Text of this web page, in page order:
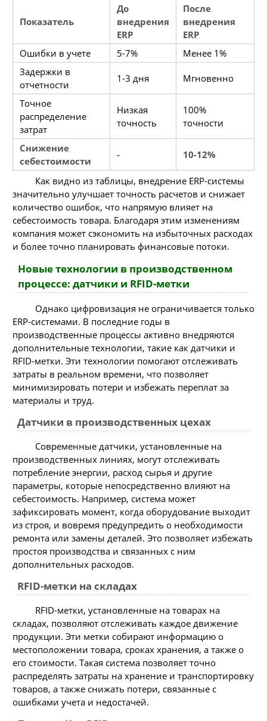
Показатель
До
внедрения
ERP
После
внедрения
ERP
Ошибки в учете
5-7%
Менее 1%
Задержки в
отчетности
1-3 дня Мгновенно
Точное
распределение
затрат
Низкая
точность
100%
точности
Снижение
себестоимости
- 10-12%
Как видно из таблицы, внедрение ERP-системы
значительно улучшает точность расчетов и снижает
количество ошибок, что напрямую влияет на
себестоимость товара. Благодаря этим изменениям
компания может сэкономить на избыточных расходах
и более точно планировать финансовые потоки.
Новые технологии в производственном
процессе: датчики и RFID-метки
Однако цифровизация не ограничивается только
ERP-системами. В последние годы в
производственные процессы активно внедряются
дополнительные технологии, такие как датчики и
RFID-метки. Эти технологии помогают отслеживать
затраты в реальном времени, что позволяет
минимизировать потери и избежать переплат за
материалы и труд.
Датчики в производственных цехах
Современные датчики, установленные на
производственных линиях, могут отслеживать
потребление энергии, расход сырья и другие
параметры, которые непосредственно влияют на
себестоимость. Например, система может
зафиксировать момент, когда оборудование выходит
из строя, и вовремя предупредить о необходимости
ремонта или замены деталей. Это позволяет избежать
простоя производства и связанных с ним
дополнительных расходов.
RFID-метки на складах
RFID-метки, установленные на товарах на
складах, позволяют отслеживать каждое движение
продукции. Эти метки собирают информацию о
местоположении товара, сроках хранения, а также о
его стоимости. Такая система позволяет точно
распределять затраты на хранение и транспортировку
товаров, а также снижать потери, связанные с
ошибками учета и недостачей.